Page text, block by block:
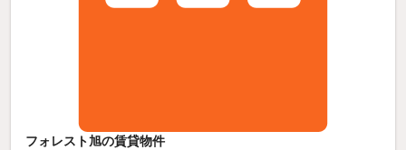
フォレスト旭の賃貸物件